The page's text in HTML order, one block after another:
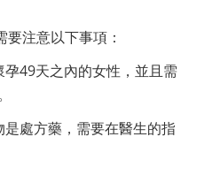
注意以下事項：
49天之內的女性，並且需
處方藥，需要在醫生的指